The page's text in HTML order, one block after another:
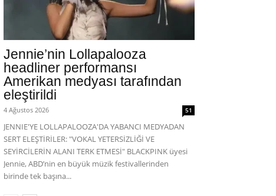
Jennie’nin Lollapalooza
headliner performansı
Amerikan medyası tarafından
eleştirildi
4 Ağustos 2026 51
JENNIE'YE LOLLAPALOOZA'DA YABANCI MEDYADAN
SERT ELEŞTİRİLER: "VOKAL YETERSİZLİĞİ VE
SEYİRCİLERİN ALANI TERK ETMESİ" BLACKPINK üyesi
Jennie, ABD’nin en büyük müzik festivallerinden
birinde tek başına...